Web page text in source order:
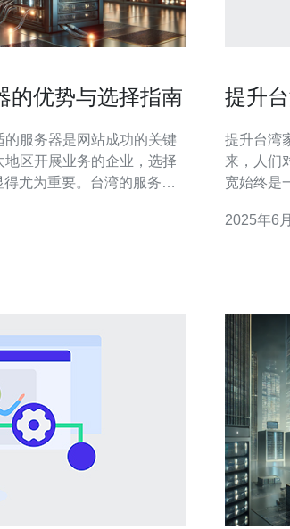
的优势与选择指南
服务器是网站成功的关键
区开展业务的企业，选择
尤为重要。台湾的服务器
文将详细探讨原生态台湾
提升
提升台湾家庭
来，人们
宽始终是
速网络服务，
2025年6